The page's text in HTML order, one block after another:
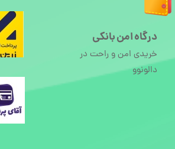
درگاه امن بانکی
خریدی امن و راحت در
دالونوو